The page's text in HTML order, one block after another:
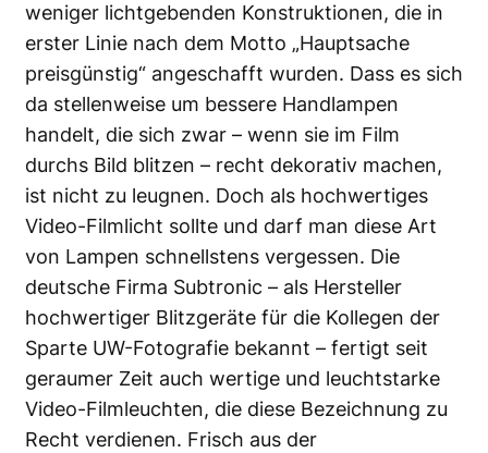
weniger lichtgebenden Konstruktionen, die in
erster Linie nach dem Motto „Hauptsache
preisgünstig“ angeschafft wurden. Dass es sich
da stellenweise um bessere Handlampen
handelt, die sich zwar – wenn sie im Film
durchs Bild blitzen – recht dekorativ machen,
ist nicht zu leugnen. Doch als hochwertiges
Video-Filmlicht sollte und darf man diese Art
von Lampen schnellstens vergessen. Die
deutsche Firma Subtronic – als Hersteller
hochwertiger Blitzgeräte für die Kollegen der
Sparte UW-Fotografie bekannt – fertigt seit
geraumer Zeit auch wertige und leuchtstarke
Video-Filmleuchten, die diese Bezeichnung zu
Recht verdienen. Frisch aus der